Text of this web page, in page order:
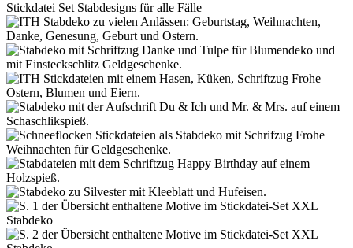
Stickdatei Set Stabdesigns für alle Fälle